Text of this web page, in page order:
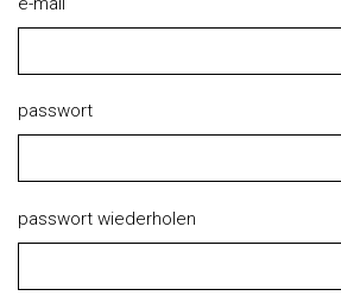
passwort
passwort wiederholen